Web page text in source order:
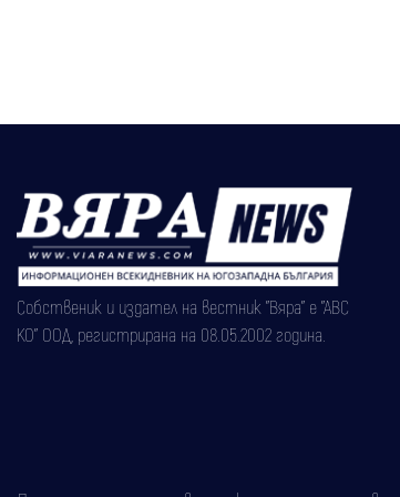
Собственик и издател на вестник "Вяра" е "АВС
КО" ООД, регистрирана на 08.05.2002 година.